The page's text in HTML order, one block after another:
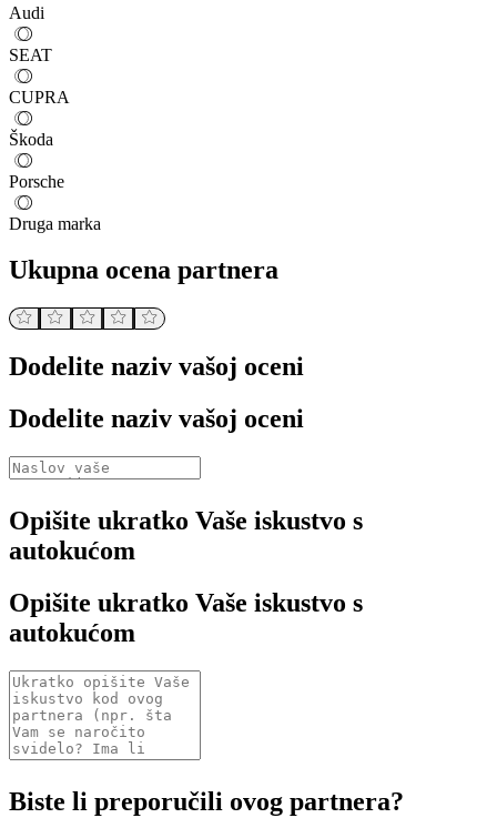
Audi
SEAT
CUPRA
Škoda
Porsche
Druga marka
Ukupna ocena partnera
Dodelite naziv vašoj oceni
Dodelite naziv vašoj oceni
Opišite ukratko Vaše iskustvo s
autokućom
Opišite ukratko Vaše iskustvo s
autokućom
Biste li preporučili ovog partnera?